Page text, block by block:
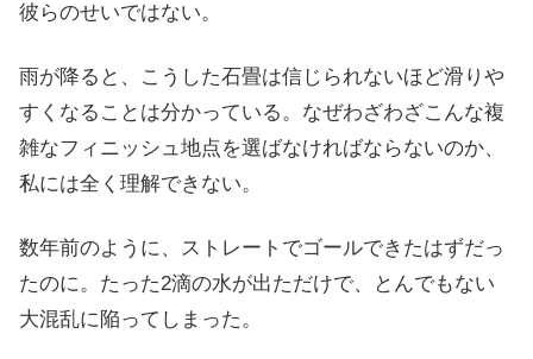
彼らのせいではない。
雨が降ると、こうした石畳は信じられないほど滑りや
すくなることは分かっている。なぜわざわざこんな複
雑なフィニッシュ地点を選ばなければならないのか、
私には全く理解できない。
数年前のように、ストレートでゴールできたはずだっ
たのに。たった2滴の水が出ただけで、とんでもない
大混乱に陥ってしまった。